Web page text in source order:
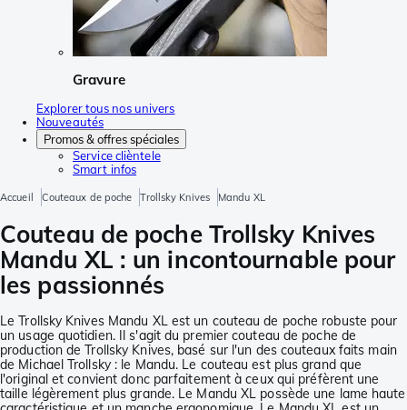
Gravure
Explorer tous nos univers
Nouveautés
Promos & offres spéciales
Service clièntele
Smart infos
Accueil Couteaux de poche Trollsky Knives Mandu XL
Couteau de poche Trollsky Knives
Mandu XL : un incontournable pour
les passionnés
Le Trollsky Knives Mandu XL est un couteau de poche robuste pour
un usage quotidien. Il s'agit du premier couteau de poche de
production de Trollsky Knives, basé sur l'un des couteaux faits main
de Michael Trollsky : le Mandu. Le couteau est plus grand que
l'original et convient donc parfaitement à ceux qui préfèrent une
taille légèrement plus grande. Le Mandu XL possède une lame haute